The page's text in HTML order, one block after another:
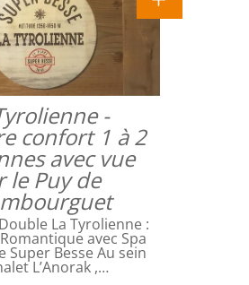
-
confort 1 à 2
avec vue
le Puy de
La Tyrolienne :
avec Spa
Super Besse Au sein
L’Anorak ,…